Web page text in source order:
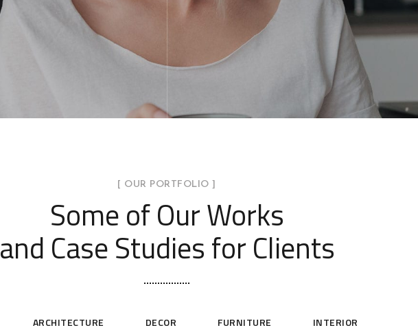
[ OUR PORTFOLIO ]
Some of Our Works
and Case Studies for Clients
ARCHITECTURE DECOR FURNITURE INTERIOR